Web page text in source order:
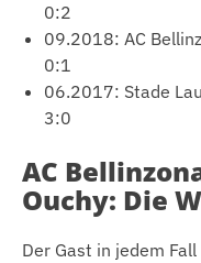
0:2
09.2018: AC
0:1
06.2017: Stade
3:0
AC
Ouchy: Die
Der Gast in jedem